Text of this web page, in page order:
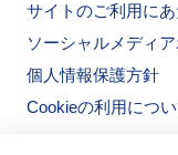
サイトのご利用にあ
ソーシャルメディ
個人情報保護方針
Cookieの利用につい